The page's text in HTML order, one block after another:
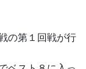
の第１回戦が行